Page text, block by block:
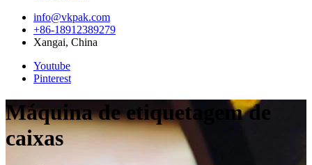
info@vkpak.com
+86-18912389279
Xangai, China
Youtube
Pinterest
Máquina de etiquetagem de
caixas